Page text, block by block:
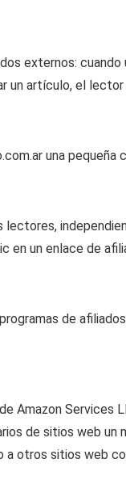
externos:
un artículo, el
una pequeña
en un enlace de
de
Amazon Services
de sitios web un
otros sitios web